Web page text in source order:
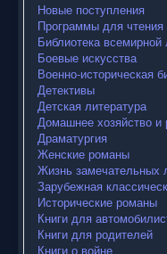
Новые поступления
Программы для чтения
Библиотека
Боевые искусства
Военно-историческая
Детективы
Детская литература
Домашнее хозяйство и
Драматургия
Женские романы
Жизнь
Зарубежная
Исторические романы
Книги для
Книги для родителей
Книги о войне